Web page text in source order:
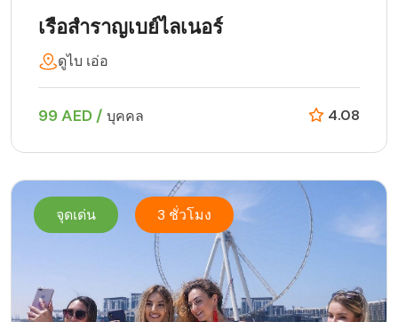
เรือสำราญเบย์ไลเนอร์
ดูไบ เอ่อ
99 AED / บุคคล 4.08
จุดเด่น 3 ชั่วโมง